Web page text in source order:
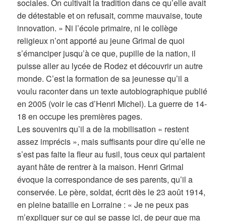
sociales. On cultivait la tradition dans ce qu’elle avait
de détestable et on refusait, comme mauvaise, toute
innovation. » Ni l’école primaire, ni le collège
religieux n’ont apporté au jeune Grimal de quoi
s’émanciper jusqu’à ce que, pupille de la nation, il
puisse aller au lycée de Rodez et découvrir un autre
monde. C’est la formation de sa jeunesse qu’il a
voulu raconter dans un texte autobiographique publié
en 2005 (voir le cas d’Henri Michel). La guerre de 14-
18 en occupe les premières pages.
Les souvenirs qu’il a de la mobilisation « restent
assez imprécis », mais suffisants pour dire qu’elle ne
s’est pas faite la fleur au fusil, tous ceux qui partaient
ayant hâte de rentrer à la maison. Henri Grimal
évoque la correspondance de ses parents, qu’il a
conservée. Le père, soldat, écrit dès le 23 août 1914,
en pleine bataille en Lorraine : « Je ne peux pas
m’expliquer sur ce qui se passe ici, de peur que ma